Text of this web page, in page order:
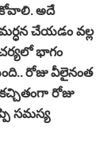
అదే
చేయడం వల్ల
భాగం
రోజు వీలైనంత
రోజు
సమస్య